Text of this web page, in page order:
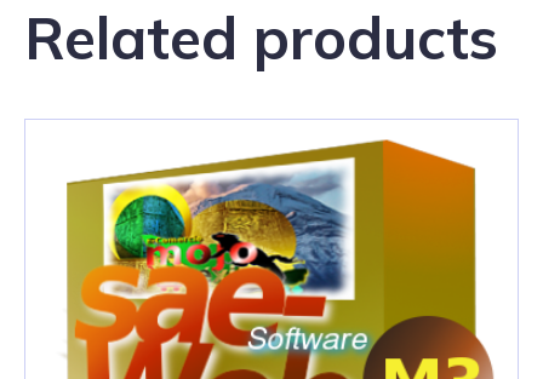
Related products